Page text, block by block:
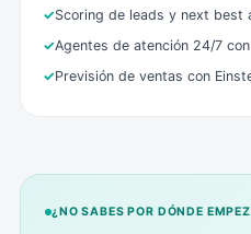
Scoring de leads y next best
Agentes de atención 24/7
Previsión de ventas con
¿NO SABES POR DÓNDE